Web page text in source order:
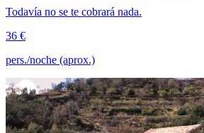
Todavía no se te cobrará nada.
36 €
pers./noche (aprox.)